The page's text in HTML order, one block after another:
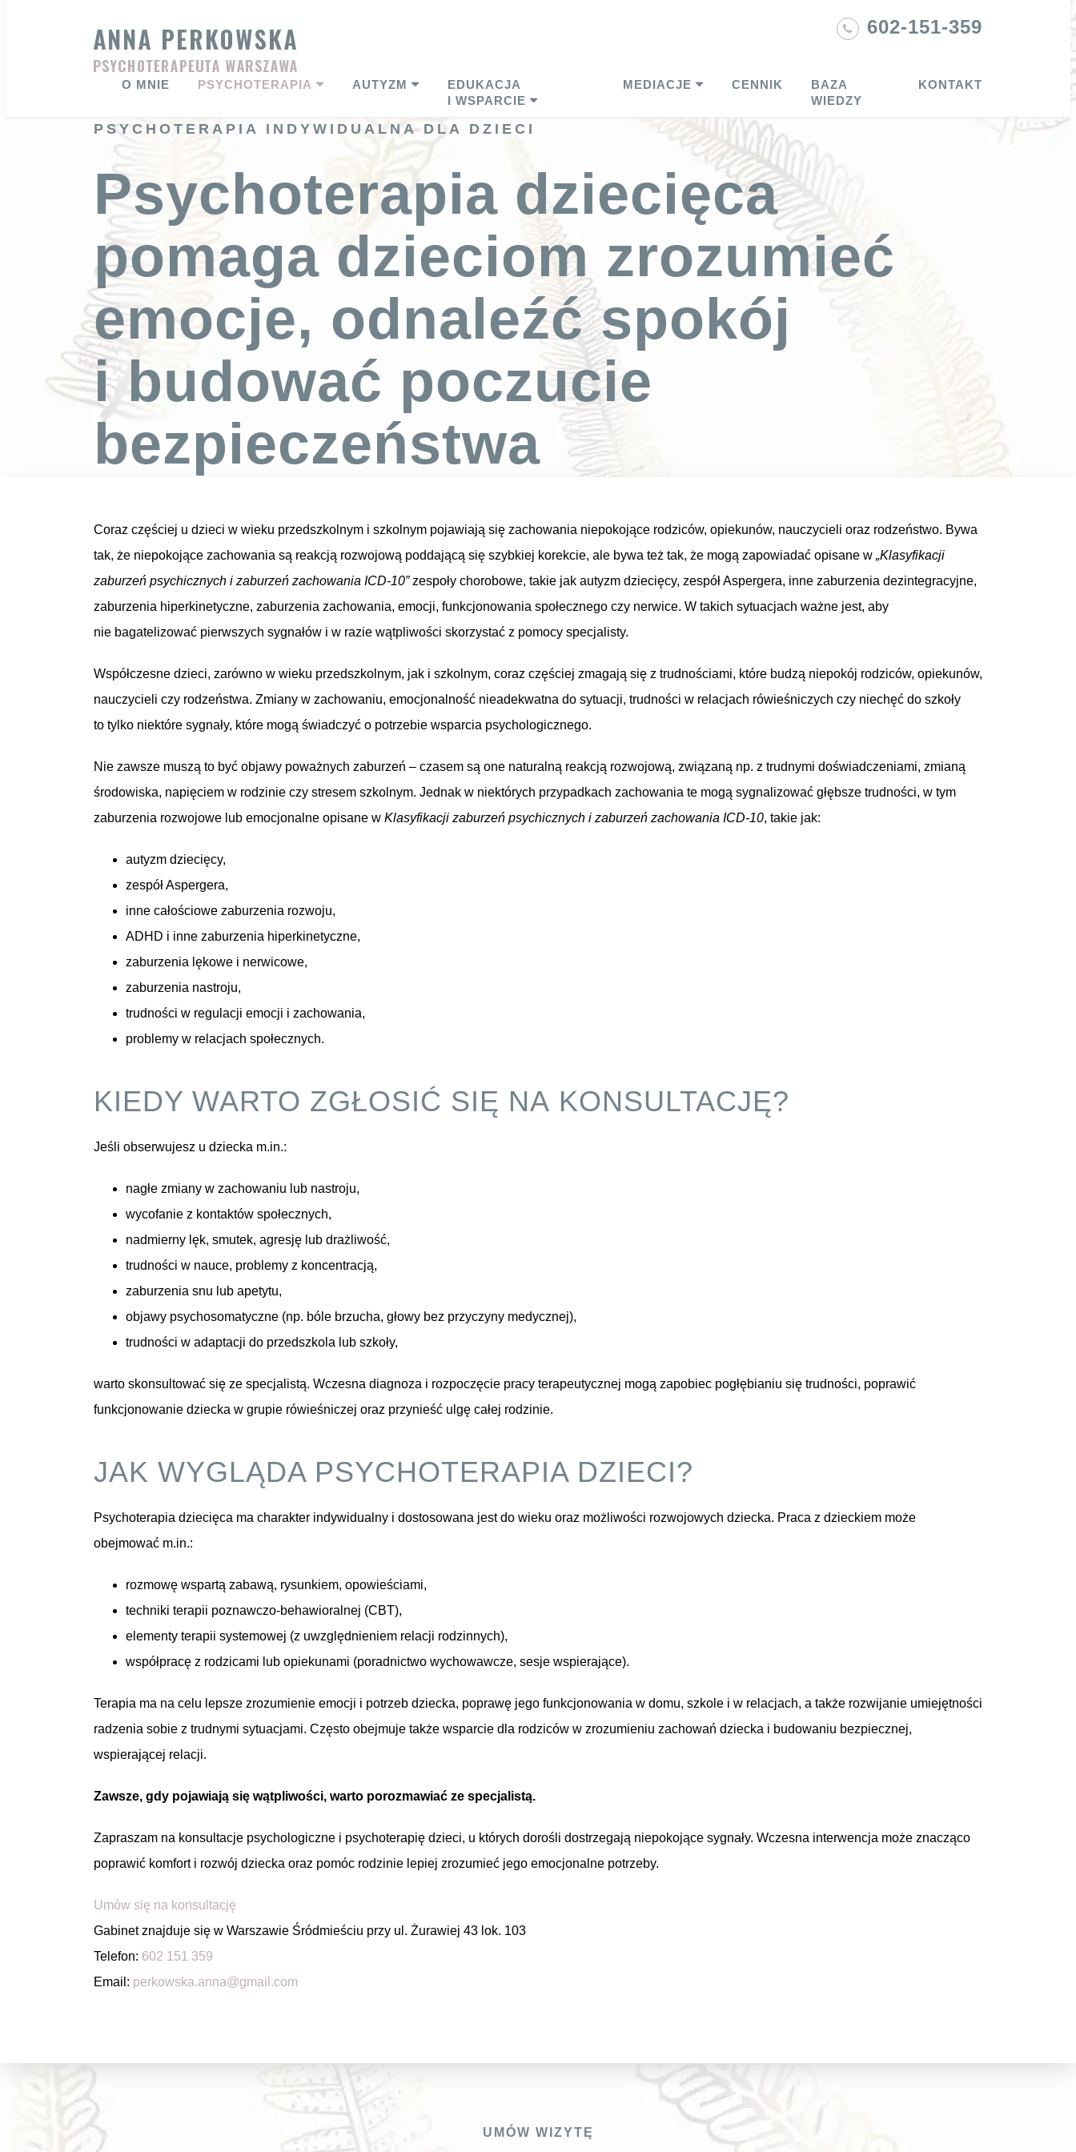
602-151-359
O MNIE PSYCHOTERAPIA AUTYZM
EDUKACJA
I WSPARCIE
MEDIACJE CENNIK
BAZA
WIEDZY
KONTAKT
PSYCHOTERAPIA INDYWIDUALNA DLA DZIECI
Psychoterapia dziecięca
pomaga dzieciom zrozumieć
emocje, odnaleźć spokój
i budować poczucie
bezpieczeństwa
Coraz częściej u dzieci w wieku przedszkolnym i szkolnym pojawiają się zachowania niepokojące rodziców, opiekunów, nauczycieli oraz rodzeństwo. Bywa
tak, że niepokojące zachowania są reakcją rozwojową poddającą się szybkiej korekcie, ale bywa też tak, że mogą zapowiadać opisane w „Klasyfikacji
zaburzeń psychicznych i zaburzeń zachowania ICD-10”zespoły chorobowe, takie jak autyzm dziecięcy, zespół Aspergera, inne zaburzenia dezintegracyjne,
zaburzenia hiperkinetyczne, zaburzenia zachowania, emocji, funkcjonowania społecznego czy nerwice. W takich sytuacjach ważne jest, aby
nie bagatelizować pierwszych sygnałów i w razie wątpliwości skorzystać z pomocy specjalisty.
Współczesne dzieci, zarówno w wieku przedszkolnym, jak i szkolnym, coraz częściej zmagają się z trudnościami, które budzą niepokój rodziców, opiekunów,
nauczycieli czy rodzeństwa. Zmiany w zachowaniu, emocjonalność nieadekwatna do sytuacji, trudności w relacjach rówieśniczych czy niechęć do szkoły
to tylko niektóre sygnały, które mogą świadczyć o potrzebie wsparcia psychologicznego.
Nie zawsze muszą to być objawy poważnych zaburzeń – czasem są one naturalną reakcją rozwojową, związaną np. z trudnymi doświadczeniami, zmianą
środowiska, napięciem w rodzinie czy stresem szkolnym. Jednak w niektórych przypadkach zachowania te mogą sygnalizować głębsze trudności, w tym
zaburzenia rozwojowe lub emocjonalne opisane w Klasyfikacji zaburzeń psychicznych i zaburzeń zachowania ICD-10, takie jak:
autyzm dziecięcy,
zespół Aspergera,
inne całościowe zaburzenia rozwoju,
ADHD i inne zaburzenia hiperkinetyczne,
zaburzenia lękowe i nerwicowe,
zaburzenia nastroju,
trudności w regulacji emocji i zachowania,
problemy w relacjach społecznych.
KIEDY WARTO ZGŁOSIĆ SIĘ NA KONSULTACJĘ?
Jeśli obserwujesz u dziecka m.in.:
nagłe zmiany w zachowaniu lub nastroju,
wycofanie z kontaktów społecznych,
nadmierny lęk, smutek, agresję lub drażliwość,
trudności w nauce, problemy z koncentracją,
zaburzenia snu lub apetytu,
objawy psychosomatyczne (np. bóle brzucha, głowy bez przyczyny medycznej),
trudności w adaptacji do przedszkola lub szkoły,
warto skonsultować się ze specjalistą. Wczesna diagnoza i rozpoczęcie pracy terapeutycznej mogą zapobiec pogłębianiu się trudności, poprawić
funkcjonowanie dziecka w grupie rówieśniczej oraz przynieść ulgę całej rodzinie.
JAK WYGLĄDA PSYCHOTERAPIA DZIECI?
Psychoterapia dziecięca ma charakter indywidualny i dostosowana jest do wieku oraz możliwości rozwojowych dziecka. Praca z dzieckiem może
obejmować m.in.:
rozmowę wspartą zabawą, rysunkiem, opowieściami,
techniki terapii poznawczo-behawioralnej (CBT),
elementy terapii systemowej (z uwzględnieniem relacji rodzinnych),
współpracę z rodzicami lub opiekunami (poradnictwo wychowawcze, sesje wspierające).
Terapia ma na celu lepsze zrozumienie emocji i potrzeb dziecka, poprawę jego funkcjonowania w domu, szkole i w relacjach, a także rozwijanie umiejętności
radzenia sobie z trudnymi sytuacjami. Często obejmuje także wsparcie dla rodziców w zrozumieniu zachowań dziecka i budowaniu bezpiecznej,
wspierającej relacji.
Zawsze, gdy pojawiają się wątpliwości, warto porozmawiać ze specjalistą.
Zapraszam na konsultacje psychologiczne i psychoterapię dzieci, u których dorośli dostrzegają niepokojące sygnały. Wczesna interwencja może znacząco
poprawić komfort i rozwój dziecka oraz pomóc rodzinie lepiej zrozumieć jego emocjonalne potrzeby.
Umów się na konsultację
Gabinet znajduje się w Warszawie Śródmieściu przy ul. Żurawiej 43 lok. 103
Telefon: 602 151 359
Email: perkowska.anna@gmail.com
UMÓW WIZYTĘ